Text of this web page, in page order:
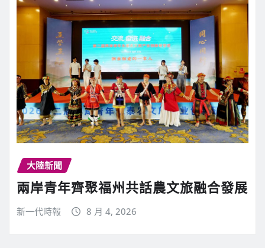
大陸新聞
兩岸青年齊聚福州共話農文旅融合發展
新一代時報 8 月 4, 2026